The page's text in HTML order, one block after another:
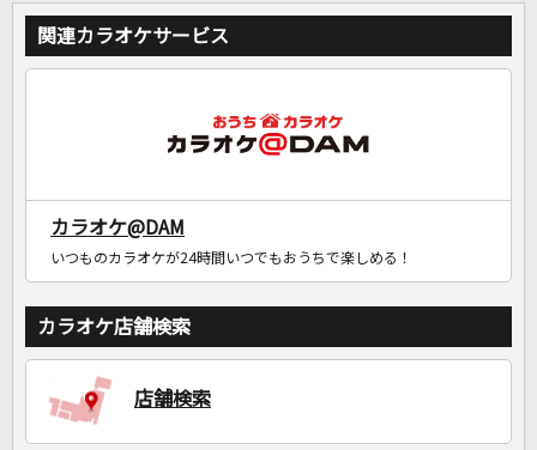
家族や友達と一緒に！練習にも！
関連カラオケサービス
カラオケ@DAM
いつものカラオケが24時間いつでもおうちで楽しめる！
カラオケ店舗検索
店舗検索